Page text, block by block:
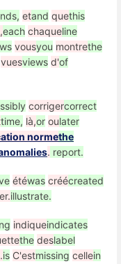
etand quethis
each chaqueline
vousyou montrethe
vuesviews d'of
corrigercorrect
time, là,or oulater
normethe
. report.
étéwas créécreated
illustrate.
indiqueindicates
the deslabel
is C'estmissing cellein